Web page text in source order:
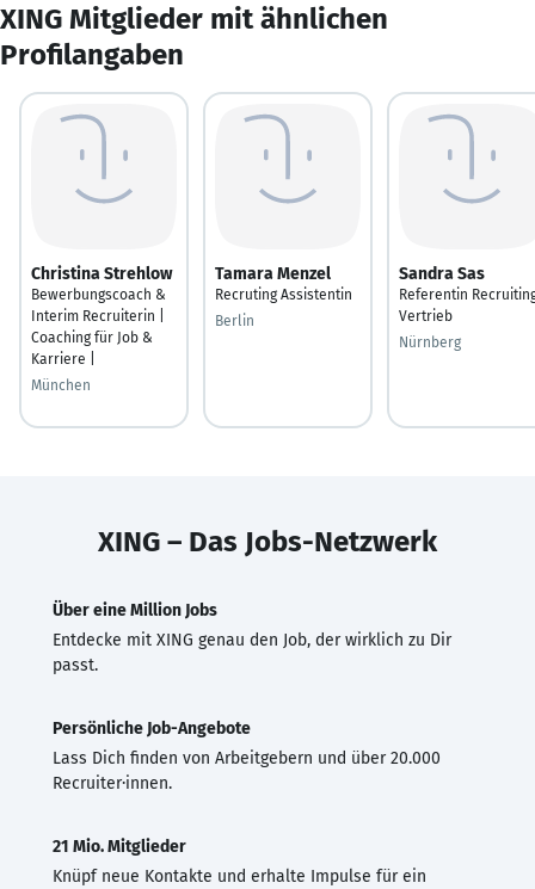
XING Mitglieder mit ähnlichen
Profilangaben
Christina Strehlow
Bewerbungscoach &
Interim Recruiterin |
Coaching für Job &
Karriere |
München
Tamara Menzel
Recruting Assistentin
Berlin
Sandra Sas
Referentin
Vertrieb
Nürnberg
XING – Das Jobs-Netzwerk
Über eine Million Jobs
Entdecke mit XING genau den Job, der wirklich zu Dir
passt.
Persönliche Job-Angebote
Lass Dich finden von Arbeitgebern und über 20.000
Recruiter·innen.
21 Mio. Mitglieder
Knüpf neue Kontakte und erhalte Impulse für ein